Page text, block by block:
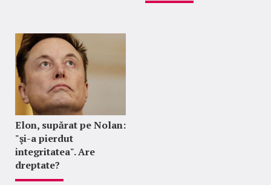
Elon, supărat pe Nolan:
"şi-a pierdut
integritatea". Are
dreptate?